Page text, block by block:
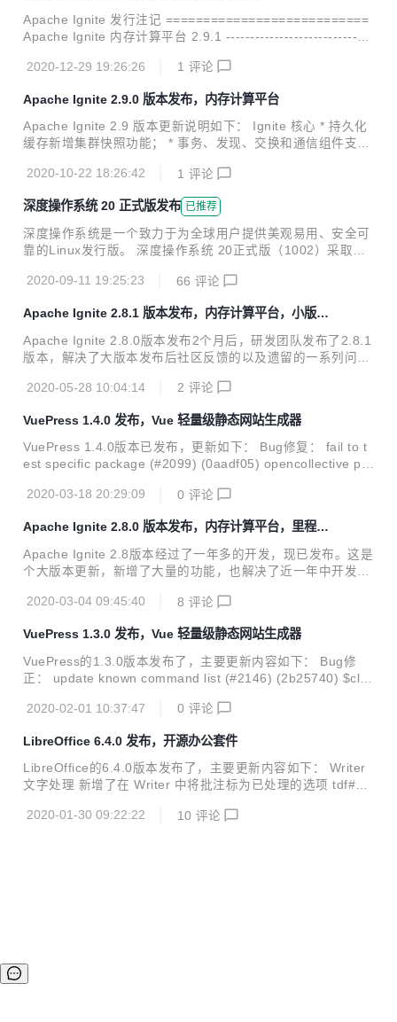
群所有节点间检查网络连通性的API； - 新增了获取段大小的A
PI； - DataReg...
Apache Ignite 发行注记 ===========================
Apache Ignite 内存计算平台 2.9.1 ------------------------------
coverySpi的优雅关闭； 新增二进制元数据的系统视图； 新增
标； 改进了检查点的并发行为； 修复了注销JMX Bean时导
致严重系统错误的问题； 修复了即使缓存已经关闭，IgniteCa
che...
2020-12-29 19:26:26 1 评论
Apache Ignite 2.9.0 版本发布，内存计算平台
Apache Ignite 2.9 版本更新说明如下： Ignite 核心 * 持久化
缓存新增集群快照功能； * 事务、发现、交换和通信组件支持
操作，对缓存进行数据修改（更新、删除、清理、创建、销毁
等）都是不允许的； * 透明数据加密新增主键旋转功能； * 新
增在沙箱中运行用户代码的功能； * 新增集群ID和标签属性，
用于标示集群； * 原生客户端新增与服务端的单向连接支持；
* 对于原生客户端的接入连接，新增不开启服务端套接字的功
增分区状态和空闲列表系统视图； * 新增t...
2020-10-22 18:26:42 1 评论
深度操作系统 20 正式版发布 已推荐
深度操作系统是一个致力于为全球用户提供美观易用、安全可
靠的Linux发行版。 深度操作系统 20正式版（1002）采取统
新的视觉感受。底层仓库升级到Debian 10.5，系统安装采用
性和兼容性。全新设计的启动器菜单、指纹识别、系统安全增
强等，系统部分预装应用升级到最新版本，只为给你更好体
验。 统一风格的桌面环境 别出心裁的图标设计，焕然一新的
窗口设计，精美绝伦的多任务视图，处处精心，只为给你细腻
2020-09-11 19:25:23 66 评论
Apache Ignite 2.8.1 版本发布，内存计算平台，小版本
更新
Apache Ignite 2.8.0版本发布2个月后，研发团队发布了2.8.1
版本，解决了大版本发布后社区反馈的以及遗留的一系列问
QL连接时的安全漏洞； Ignite Core: 新增了获取集群完整再
ributedMetaStorage中新增了对long型主键的支持； 新增了
事务操作相关的指标； 解决了瘦客户端的ClassCastExceptio
n异常； 解决了LogExporterSpi激活时的IllegalArgumentExc
eption...
2020-05-28 10:04:14 2 评论
VuePress 1.4.0 发布，Vue 轻量级静态网站生成器
VuePress 1.4.0版本已发布，更新如下： Bug修复： fail to t
est specific package (#2099) (0aadf05) opencollective po
759c0) $plugin-pwa: work with register-service-worker 1.
y em/en dash in urls (#2174) (8d...
2020-03-18 20:29:09 0 评论
Apache Ignite 2.8.0 版本发布，内存计算平台，里程碑
版本更新
Apache Ignite 2.8版本经过了一年多的开发，现已发布。这是
个大版本更新，新增了大量的功能，也解决了近一年中开发者
把重点内容摘录如下： Apache Ignite 2.8.0 Ignite 实验性 AP
ithReadRepair扩展IgniteCache API对每个缓存执行备份节点
一致性检查； 将MVCC特性标记为试验性 (2.7.0版本新增)；
Ignite 监控: 新增将对象暴露为系统视图的支持 (直接支持SQ
L, JMX输出)； 新增对指标信息进行...
2020-03-04 09:45:40 8 评论
VuePress 1.3.0 发布，Vue 轻量级静态网站生成器
VuePress的1.3.0版本发布了，主要更新内容如下： Bug修
正： update known command list (#2146) (2b25740) $cli: i
(df59909) $core: set NODE_ENV before creating app (#1
ffect (fix #2038) (#2040) (0bb85a4) $default-the...
2020-02-01 10:37:47 0 评论
LibreOffice 6.4.0 发布，开源办公套件
LibreOffice的6.4.0版本发布了，主要更新内容如下： Writer
文字处理 新增了在 Writer 中将批注标为已处理的选项 tdf#11
注的菜单 可见的已处理批注示例 同一批注被设为不可见 修复
2020-01-30 09:22:22 10 评论